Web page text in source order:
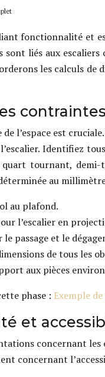
fonctionnalité et
liés aux
les calculs
contraintes
l’espace est
Identifiez
tournant,
au
au plafond.
l’escalier en
passage et le
de tous les
aux pièces
phase : Exemple
et
concernant
concernant